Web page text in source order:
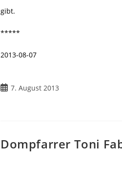
gibt.
*****
2013-08-07
Beitrag7. August 2013
Dompfarrer Toni